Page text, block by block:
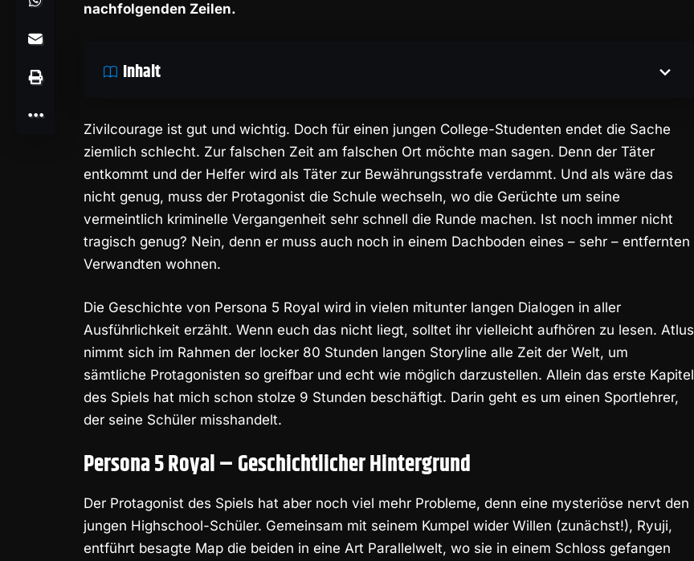
nachfolgenden Zeilen.
Inhalt
Zivilcourage ist gut und wichtig. Doch für einen jungen College-Studenten endet die Sache
ziemlich schlecht. Zur falschen Zeit am falschen Ort möchte man sagen. Denn der Täter
entkommt und der Helfer wird als Täter zur Bewährungsstrafe verdammt. Und als wäre das
nicht genug, muss der Protagonist die Schule wechseln, wo die Gerüchte um seine
vermeintlich kriminelle Vergangenheit sehr schnell die Runde machen. Ist noch immer nicht
tragisch genug? Nein, denn er muss auch noch in einem Dachboden eines – sehr – entfernten
Verwandten wohnen.
Die Geschichte von Persona 5 Royal wird in vielen mitunter langen Dialogen in aller
Ausführlichkeit erzählt. Wenn euch das nicht liegt, solltet ihr vielleicht aufhören zu lesen. Atlus
nimmt sich im Rahmen der locker 80 Stunden langen Storyline alle Zeit der Welt, um
sämtliche Protagonisten so greifbar und echt wie möglich darzustellen. Allein das erste Kapitel
des Spiels hat mich schon stolze 9 Stunden beschäftigt. Darin geht es um einen Sportlehrer,
der seine Schüler misshandelt.
Persona 5 Royal – Geschichtlicher Hintergrund
Der Protagonist des Spiels hat aber noch viel mehr Probleme, denn eine mysteriöse nervt den
jungen Highschool-Schüler. Gemeinsam mit seinem Kumpel wider Willen (zunächst!), Ryuji,
entführt besagte Map die beiden in eine Art Parallelwelt, wo sie in einem Schloss gefangen